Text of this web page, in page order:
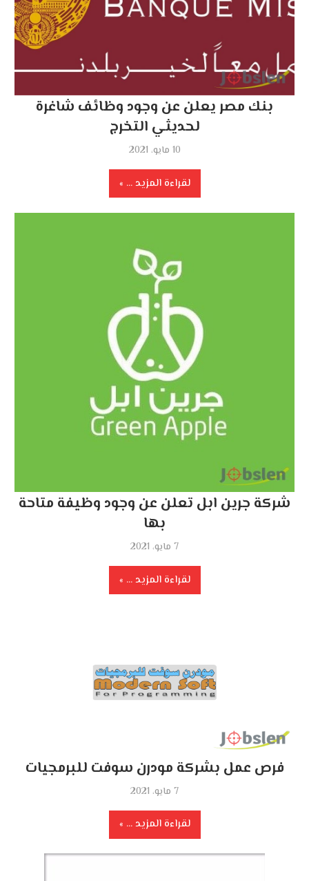
بنك مصر يعلن عن وجود وظائف شاغرة
لحديثي التخرج
10 مايو، 2021
لقراءة المزيد ...
شركة جرين ابل تعلن عن وجود وظيفة متاحة
بها
7 مايو، 2021
لقراءة المزيد ...
فرص عمل بشركة مودرن سوفت للبرمجيات
7 مايو، 2021
لقراءة المزيد ...